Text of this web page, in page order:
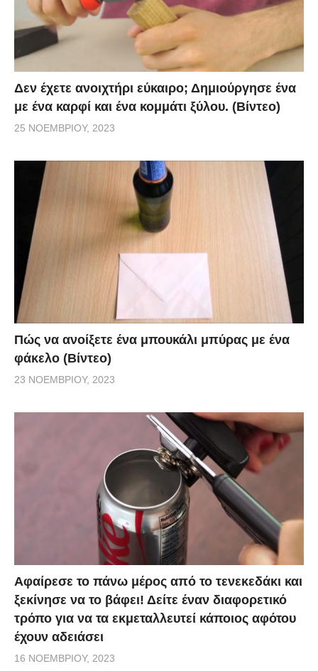
Δεν έχετε ανοιχτήρι εύκαιρο; Δημιούργησε ένα
με ένα καρφί και ένα κομμάτι ξύλου. (Βίντεο)
25 ΝΟΕΜΒΡΊΟΥ, 2023
Πώς να ανοίξετε ένα μπουκάλι μπύρας με ένα
φάκελο (Βίντεο)
23 ΝΟΕΜΒΡΊΟΥ, 2023
Αφαίρεσε το πάνω μέρος από το τενεκεδάκι και
ξεκίνησε να το βάφει! Δείτε έναν διαφορετικό
τρόπο για να τα εκμεταλλευτεί κάποιος αφότου
έχουν αδειάσει
16 ΝΟΕΜΒΡΊΟΥ, 2023